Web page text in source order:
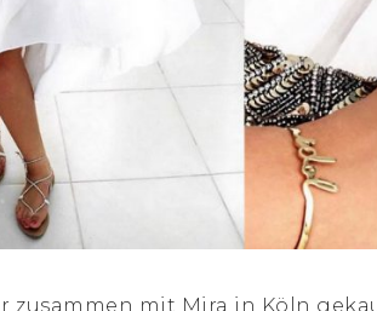
zusammen mit Mira in Köln